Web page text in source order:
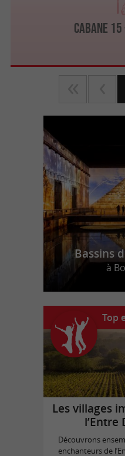
Cabane
Bassins
à
Top
Les villages
l’Entre
Découvrons
enchanteurs de